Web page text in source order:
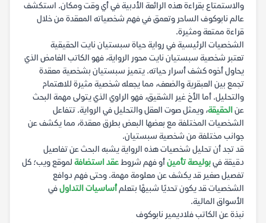
والاستمتاع بقراءة هذه الرائعة الأدبية في أي وقت ومكان. استكشف
عالم نابوكوف الساحر وتعمق في فهم شخصياته المعقدة من خلال
قراءة ممتعة ومثيرة.
الشخصيات الرئيسية في رواية حياة سبستيان نايت الحقيقية
تعتبر شخصية سبستيان نايت محور الرواية، فهو الكاتب الغامض الذي
يحاول أخوه كشف أسرار حياته. يتميز سبستيان بشخصية معقدة
تجمع بين العبقرية والضعف، مما يجعله شخصية مثيرة للاهتمام
والتحليل. أما الأخ غير الشقيق، فهو الراوي الذي يتولى مهمة البحث
عنالحقيقة، ويمثل صوت العقل والتحليل في الرواية. تتفاعل
الشخصيات المختلفة مع بعضها البعض بطرق معقدة، مما يكشف عن
جوانب مختلفة من شخصية سبستيان.
قد تجد أن تحليل شخصيات هذه الرواية يشبه البحث عن تفاصيل
دقيقة فيبوليصة تأمينأو فهم شروطعقد استضافة لموقع ويب؛ كل
تفصيل صغير قد يكشف عن معلومة مهمة. وحتى فهم دوافع
الشخصيات قد يكون تحديًا شبيهًا بتعلمأساسيات التداولفي
الأسواق المالية.
نبذة عن الكاتب فلاديمير نابوكوف